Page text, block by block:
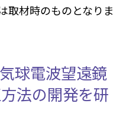
取材時のものとなりま
球電波望遠鏡
法の開発を研